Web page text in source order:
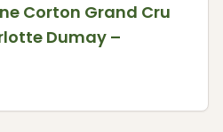
Corton Grand Cru
Dumay –